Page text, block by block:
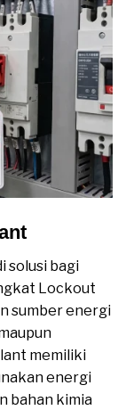
solusi bagi
Lockout
sumber energi
memiliki
energi
bahan kimia